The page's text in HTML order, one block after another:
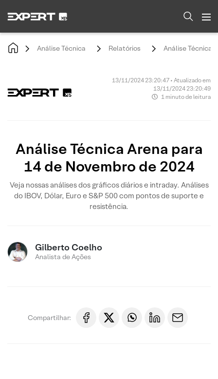
Análise Técnica Relatórios Análise Técnica
13/11/2024 23:20:47 • Atualizado em
13/11/2024 23:20:49
1 minuto de leitura
Análise Técnica Arena para
14 de Novembro de 2024
Veja nossas análises dos gráficos diários e intraday. Análises
do IBOV, Dólar, Euro e S&P 500 com pontos de suporte e
resistência.
Gilberto Coelho
Analista de Ações
Compartilhar: